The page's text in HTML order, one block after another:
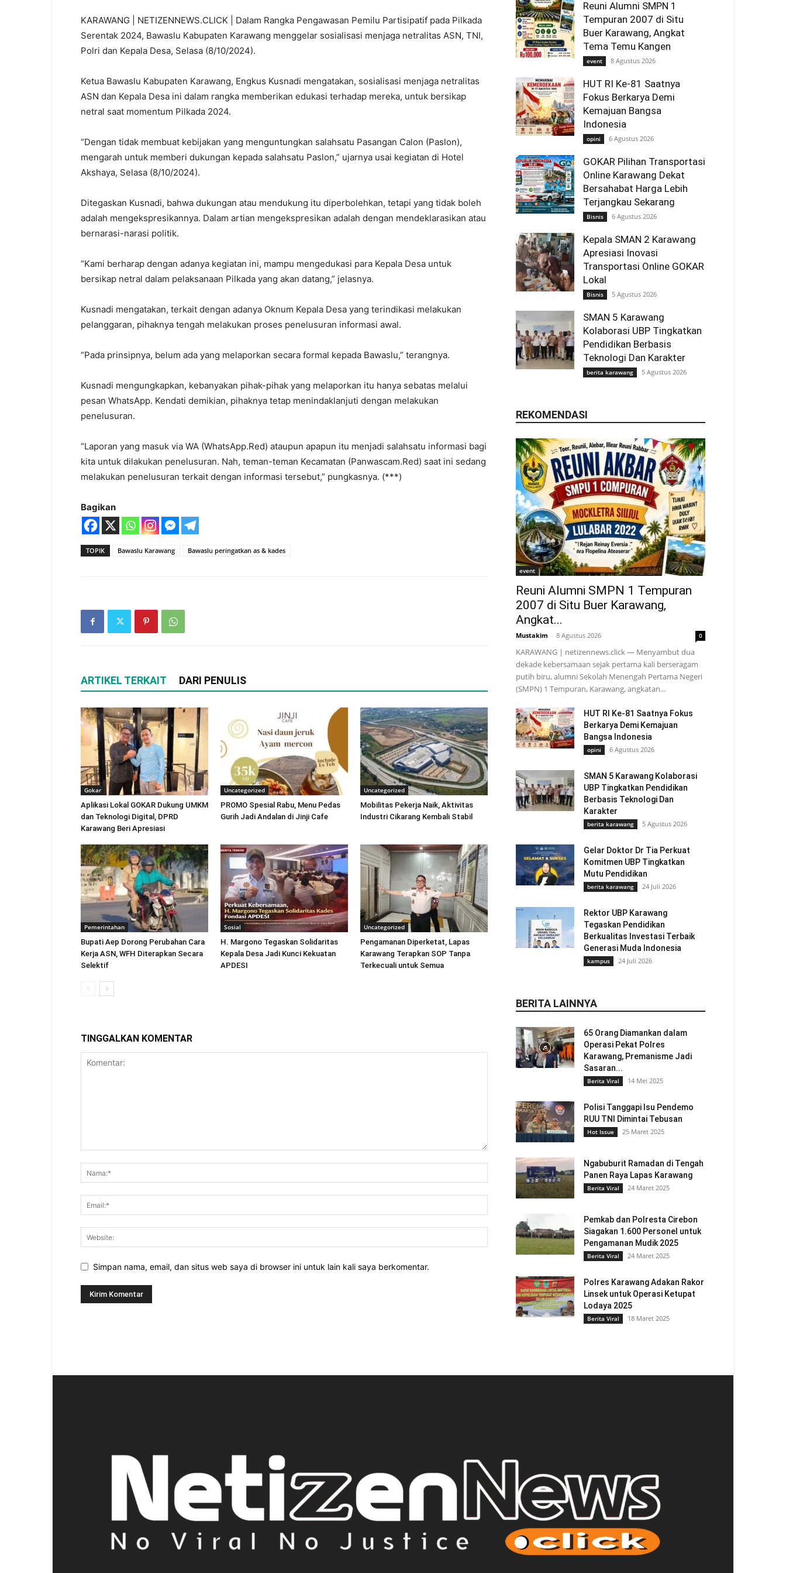
KARAWANG | NETIZENNEWS.CLICK | Dalam Rangka Pengawasan Pemilu Partisipatif pada Pilkada
Serentak 2024, Bawaslu Kabupaten Karawang menggelar sosialisasi menjaga netralitas ASN, TNI,
Polri dan Kepala Desa, Selasa (8/10/2024).
Ketua Bawaslu Kabupaten Karawang, Engkus Kusnadi mengatakan, sosialisasi menjaga netralitas
ASN dan Kepala Desa ini dalam rangka memberikan edukasi terhadap mereka, untuk bersikap
netral saat momentum Pilkada 2024.
“Dengan tidak membuat kebijakan yang menguntungkan salahsatu Pasangan Calon (Paslon),
mengarah untuk memberi dukungan kepada salahsatu Paslon,” ujarnya usai kegiatan di Hotel
Akshaya, Selasa (8/10/2024).
Ditegaskan Kusnadi, bahwa dukungan atau mendukung itu diperbolehkan, tetapi yang tidak boleh
adalah mengekspresikannya. Dalam artian mengekspresikan adalah dengan mendeklarasikan atau
bernarasi-narasi politik.
“Kami berharap dengan adanya kegiatan ini, mampu mengedukasi para Kepala Desa untuk
bersikap netral dalam pelaksanaan Pilkada yang akan datang,” jelasnya.
Kusnadi mengatakan, terkait dengan adanya Oknum Kepala Desa yang terindikasi melakukan
pelanggaran, pihaknya tengah melakukan proses penelusuran informasi awal.
“Pada prinsipnya, belum ada yang melaporkan secara formal kepada Bawaslu,” terangnya.
Kusnadi mengungkapkan, kebanyakan pihak-pihak yang melaporkan itu hanya sebatas melalui
pesan WhatsApp. Kendati demikian, pihaknya tetap menindaklanjuti dengan melakukan
penelusuran.
“Laporan yang masuk via WA (WhatsApp.Red) ataupun apapun itu menjadi salahsatu informasi bagi
kita untuk dilakukan penelusuran. Nah, teman-teman Kecamatan (Panwascam.Red) saat ini sedang
melakukan penelusuran terkait dengan informasi tersebut,” pungkasnya. (***)
Bagikan
TOPIK Bawaslu Karawang Bawaslu peringatkan as & kades
ARTIKEL TERKAIT DARI PENULIS
Gokar
Aplikasi Lokal GOKAR Dukung UMKM
dan Teknologi Digital, DPRD
Karawang Beri Apresiasi
Uncategorized
PROMO Spesial Rabu, Menu Pedas
Gurih Jadi Andalan di Jinji Cafe
Uncategorized
Mobilitas Pekerja Naik, Aktivitas
Industri Cikarang Kembali Stabil
Pemerintahan
Bupati Aep Dorong Perubahan Cara
Kerja ASN, WFH Diterapkan Secara
Selektif
Sosial
H. Margono Tegaskan Solidaritas
Kepala Desa Jadi Kunci Kekuatan
APDESI
Uncategorized
Pengamanan Diperketat, Lapas
Karawang Terapkan SOP Tanpa
Terkecuali untuk Semua
TINGGALKAN KOMENTAR
Simpan nama, email, dan situs web saya di browser ini untuk lain kali saya berkomentar.
Reuni Alumni SMPN 1
Tempuran 2007 di Situ
Buer Karawang, Angkat
Tema Temu Kangen
event 8 Agustus 2026
HUT RI Ke-81 Saatnya
Fokus Berkarya Demi
Kemajuan Bangsa
Indonesia
opini 6 Agustus 2026
GOKAR Pilihan Transportasi
Online Karawang Dekat
Bersahabat Harga Lebih
Terjangkau Sekarang
Bisnis 6 Agustus 2026
Kepala SMAN 2 Karawang
Apresiasi Inovasi
Transportasi Online GOKAR
Lokal
Bisnis 5 Agustus 2026
SMAN 5 Karawang
Kolaborasi UBP Tingkatkan
Pendidikan Berbasis
Teknologi Dan Karakter
berita karawang 5 Agustus 2026
REKOMENDASI
event
Reuni Alumni SMPN 1 Tempuran
2007 di Situ Buer Karawang,
Angkat...
Mustakim - 8 Agustus 2026 0
KARAWANG | netizennews.click — Menyambut dua
dekade kebersamaan sejak pertama kali berseragam
putih biru, alumni Sekolah Menengah Pertama Negeri
(SMPN) 1 Tempuran, Karawang, angkatan...
HUT RI Ke-81 Saatnya Fokus
Berkarya Demi Kemajuan
Bangsa Indonesia
opini 6 Agustus 2026
SMAN 5 Karawang Kolaborasi
UBP Tingkatkan Pendidikan
Berbasis Teknologi Dan
Karakter
berita karawang 5 Agustus 2026
Gelar Doktor Dr Tia Perkuat
Komitmen UBP Tingkatkan
Mutu Pendidikan
berita karawang 24 Juli 2026
Rektor UBP Karawang
Tegaskan Pendidikan
Berkualitas Investasi Terbaik
Generasi Muda Indonesia
kampus 24 Juli 2026
BERITA LAINNYA
65 Orang Diamankan dalam
Operasi Pekat Polres
Karawang, Premanisme Jadi
Sasaran...
Berita Viral 14 Mei 2025
Polisi Tanggapi Isu Pendemo
RUU TNI Dimintai Tebusan
Hot Issue 25 Maret 2025
Ngabuburit Ramadan di Tengah
Panen Raya Lapas Karawang
Berita Viral 24 Maret 2025
Pemkab dan Polresta Cirebon
Siagakan 1.600 Personel untuk
Pengamanan Mudik 2025
Berita Viral 24 Maret 2025
Polres Karawang Adakan Rakor
Linsek untuk Operasi Ketupat
Lodaya 2025
Berita Viral 18 Maret 2025